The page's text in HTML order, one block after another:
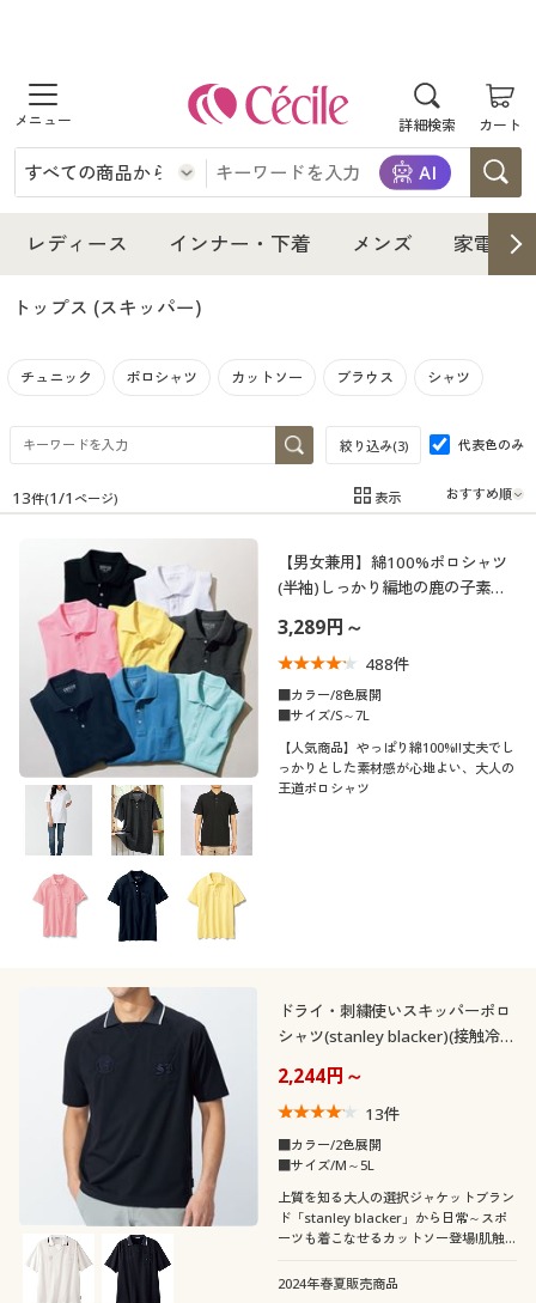
詳細検索 カート
商品を探す
レディース
レディースファッション
女性下着
インナー・下着
インナー・下着通販すべて
女性下着
メンズ下着
ジュニア・ティーンズ下着
メンズ
メンズ通販すべて
メンズファッション
メンズ下着
家電・雑貨
家電・雑貨すべて
家電
キッチン・雑貨・日用品
寝具・インテリア・家具
寝具・インテリア・家具通販すべて
家具・収納
寝具・ベッド
カーテン・ラグ・ファブリック
美容・健康
美容・健康通販すべて
美容・健康・サプリメント
制服・スクール
制服・スクールすべて
制服・学生服
ジュニア・ティーンズ下着
大きいサイズ
大きいサイズ通販すべて
大きいサイズ レディース服
大きいサイズ レディース下着
大きいサイズ メンズ
バーゲン
バーゲンセール
シークレットセール
詳細検索
商品カテゴリ一覧
カタログ
カタログ・チラシからのご注文
デジタルカタログ
カタログ無料プレゼント
会員メニュー
マイページ
閲覧履歴
レディース インナー・下着 メンズ 家電・
トップス (スキッパー)
チュニック ポロシャツ カットソー ブラウス シャツ
絞り込み(3) 代表色のみ
在庫 在庫のある商品のみ表示
カテゴリ
口コミ
(4〜4.9)
(3〜3.9)
レディースサ
イズ
5L
メンズサイズ
S LL 3L
5L 6L
カラー
こだわり条件
で絞り込む
柄・デザイン
13件(1/1 ページ) 表示
【男女兼用】綿100%ポロシャツ
(半袖)しっかり編地の鹿の子素材
3,289円～
488件
■カラー/8色展開
■サイズ/S～7L
【人気商品】やっぱり綿100%!!丈夫でし
っかりとした素材感が心地よい、大人の
王道ポロシャツ
ドライ・刺繍使いスキッパーポロ
シャツ(stanley blacker)(接触冷感
2,244円～
13件
■カラー/2色展開
■サイズ/M～5L
上質を知る大人の選択ジャケットブラン
ド「stanley blacker」から日常～スポ
ーツも着こなせるカットソー登場!肌触
2024年春夏販売商品